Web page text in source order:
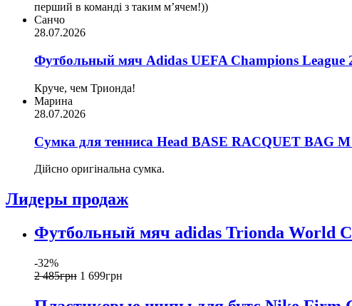
перший в команді з таким мʼячем!))
Санчо
28.07.2026
Футбольный мяч Adidas UEFA Champions League
Круче, чем Трионда!
Марина
28.07.2026
Сумка для тенниса Head BASE RACQUET BAG M
Дійсно оригінальна сумка.
Лидеры продаж
Футбольный мяч adidas Trionda World
-32%
2 485грн 1 699грн